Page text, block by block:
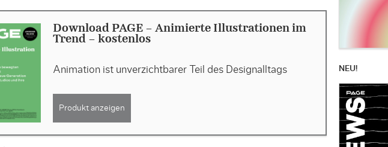
Download PAGE - Animierte Illustrationen im
Trend - kostenlos
Animation ist unverzichtbarer Teil des Designalltags
Produkt anzeigen
NEU!